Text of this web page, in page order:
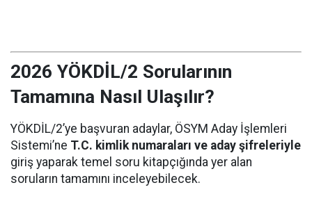
2026 YÖKDİL/2 Sorularının
Tamamına Nasıl Ulaşılır?
YÖKDİL/2’ye başvuran adaylar, ÖSYM Aday İşlemleri
Sistemi’ne T.C. kimlik numaraları ve aday şifreleriyle
giriş yaparak temel soru kitapçığında yer alan
soruların tamamını inceleyebilecek.